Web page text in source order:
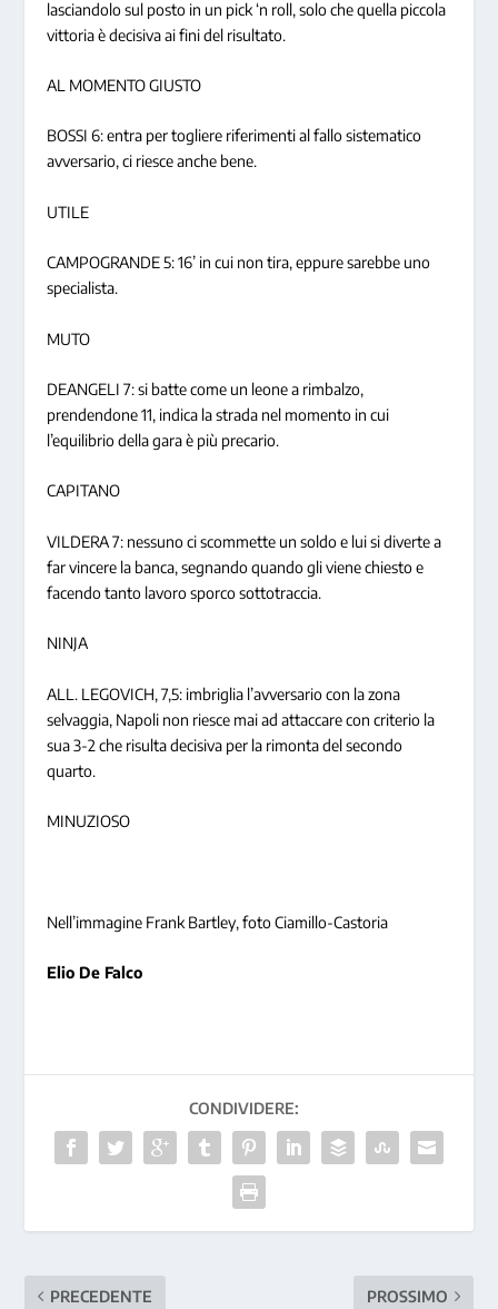
lasciandolo sul posto in un pick ‘n roll, solo che quella piccola
vittoria è decisiva ai fini del risultato.
AL MOMENTO GIUSTO
BOSSI 6: entra per togliere riferimenti al fallo sistematico
avversario, ci riesce anche bene.
UTILE
CAMPOGRANDE 5: 16’ in cui non tira, eppure sarebbe uno
specialista.
MUTO
DEANGELI 7: si batte come un leone a rimbalzo,
prendendone 11, indica la strada nel momento in cui
l’equilibrio della gara è più precario.
CAPITANO
VILDERA 7: nessuno ci scommette un soldo e lui si diverte a
far vincere la banca, segnando quando gli viene chiesto e
facendo tanto lavoro sporco sottotraccia.
NINJA
ALL. LEGOVICH, 7,5: imbriglia l’avversario con la zona
selvaggia, Napoli non riesce mai ad attaccare con criterio la
sua 3-2 che risulta decisiva per la rimonta del secondo
quarto.
MINUZIOSO
Nell’immagine Frank Bartley, foto Ciamillo-Castoria
Elio De Falco
CONDIVIDERE:
PRECEDENTE PROSSIMO